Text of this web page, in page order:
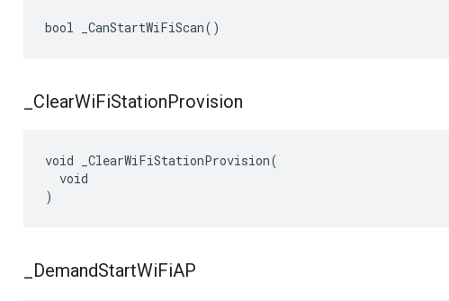
bool _CanStartWiFiScan()
ClearWiFiStationProvision
void _ClearWiFiStationProvision(
  void
)
DemandStartWiFiAP